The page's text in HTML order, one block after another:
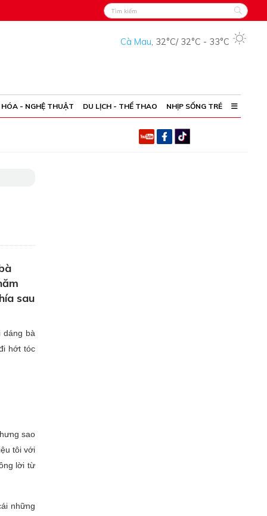
Cà Mau, 32°C/ 32°C - 33°C
- NGHỆ THUẬT DU LỊCH - THỂ THAO NHỊP SỐNG TRẺ
sau
dáng bà
hớt tóc
sao
tôi với
lời từ
những